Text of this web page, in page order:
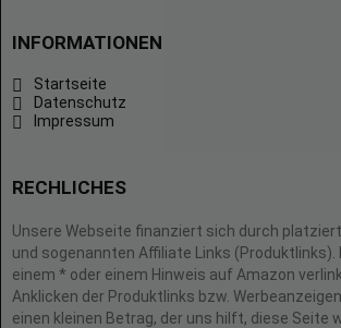
INFORMATIONEN
Startseite
Datenschutz
Impressum
RECHLICHES
Unsere Webseite finanziert sich durch
und sogenannten Affiliate Links (Produktlinks).
einem * oder einem Hinweis auf Amazon
Anklicken der Produktlinks bzw.
einen kleinen Betrag, der uns hilft, diese Seite